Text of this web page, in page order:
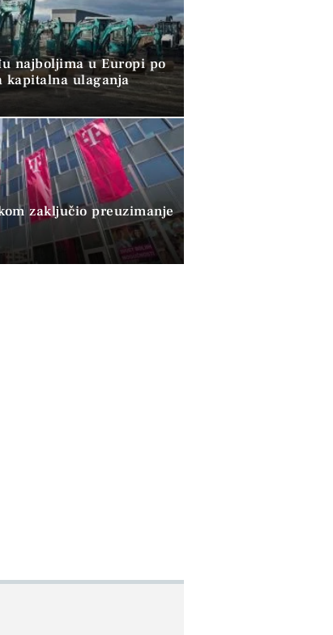
najboljima u Europi po
kapitalna ulaganja
zaključio preuzimanje